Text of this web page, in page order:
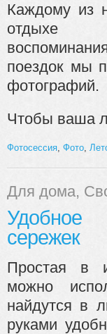
Каждому из
отдыхе
поездок мы
фотографий.
Чтобы ваша
Фотосессия, Фото,
Для дома,
сережек
Простая в
можно
найдутся в
руками